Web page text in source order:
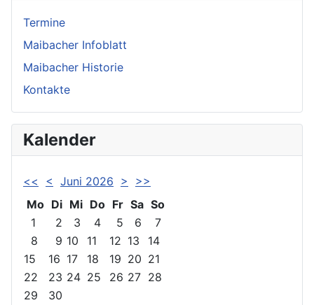
Termine
Maibacher Infoblatt
Maibacher Historie
Kontakte
Kalender
<< < Juni 2026 >
>>
Mo Di Mi Do Fr Sa So
1
2 3 4 5 6
7
8
9 10 11 12 13
14
15
16 17 18 19 20 21
22
23 24 25 26 27 28
29
30